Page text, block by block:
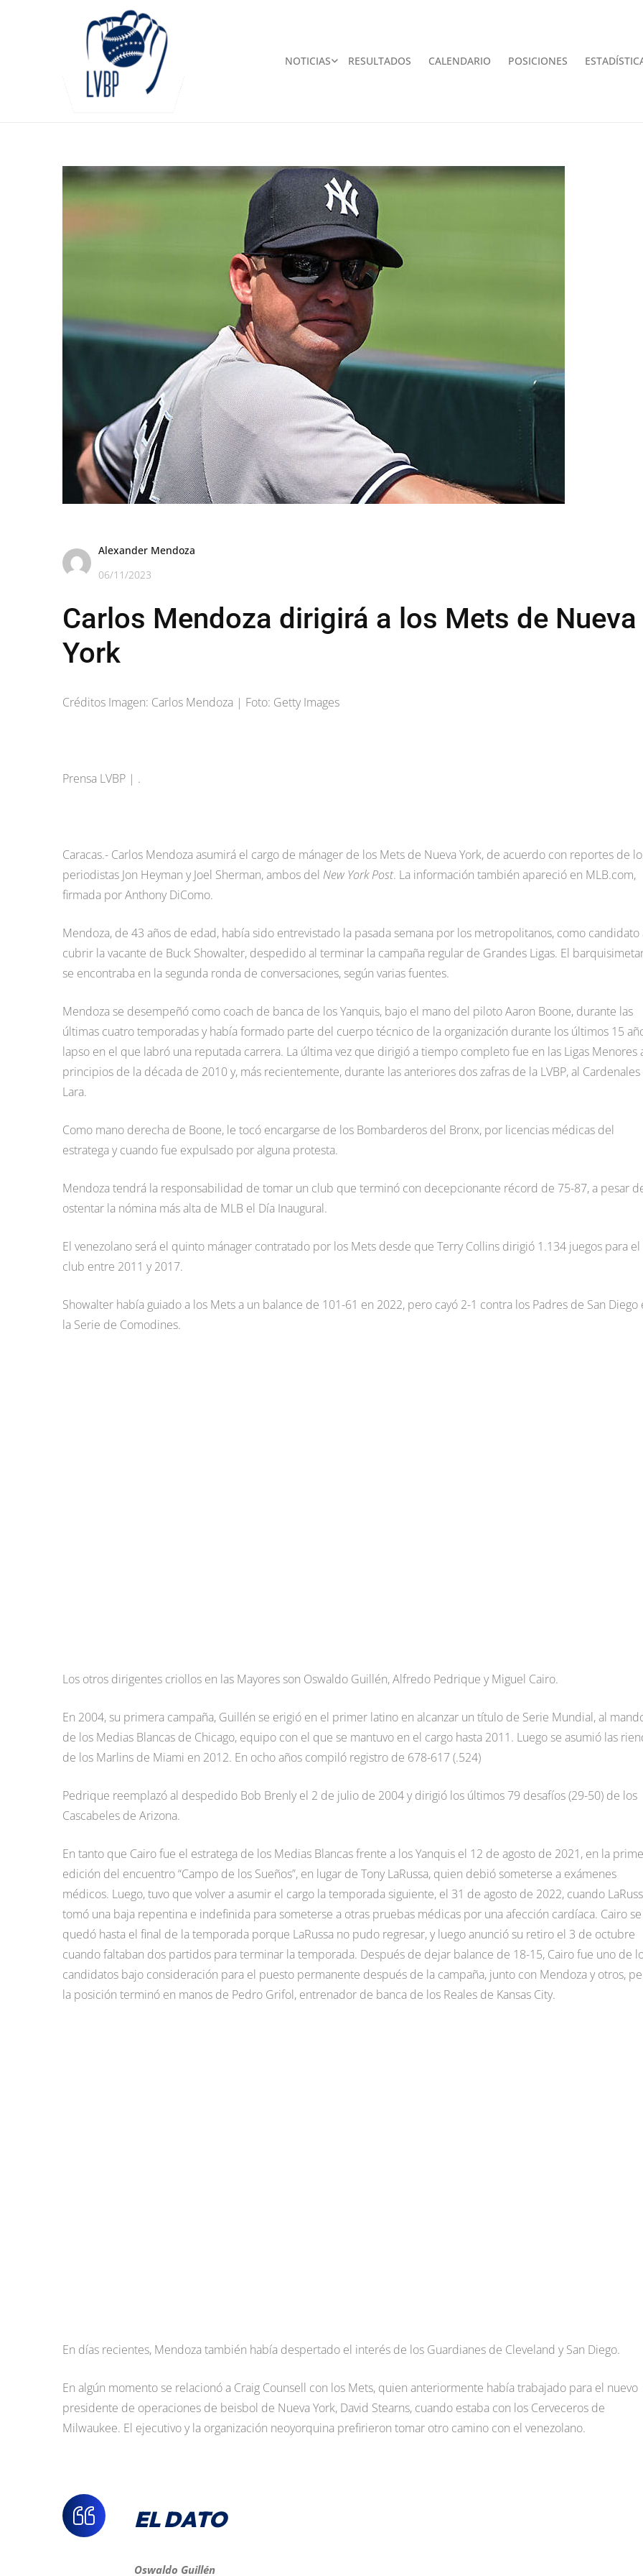
NOTICIAS RESULTADOS CALENDARIO POSICIONES
Alexander Mendoza
06/11/2023
Carlos Mendoza dirigirá a los Mets de Nueva
York
Créditos Imagen: Carlos Mendoza | Foto: Getty Images
Prensa LVBP | .
Caracas.- Carlos Mendoza asumirá el cargo de mánager de los Mets de Nueva York, de acuerdo con reportes de
periodistas Jon Heyman y Joel Sherman, ambos del New York Post. La información también apareció en MLB.com,
firmada por Anthony DiComo.
Mendoza, de 43 años de edad, había sido entrevistado la pasada semana por los metropolitanos, como candidato
cubrir la vacante de Buck Showalter, despedido al terminar la campaña regular de Grandes Ligas. El
se encontraba en la segunda ronda de conversaciones, según varias fuentes.
Mendoza se desempeñó como coach de banca de los Yanquis, bajo el mano del piloto Aaron Boone, durante las
últimas cuatro temporadas y había formado parte del cuerpo técnico de la organización durante los últimos 15
lapso en el que labró una reputada carrera. La última vez que dirigió a tiempo completo fue en las Ligas Menores
principios de la década de 2010 y, más recientemente, durante las anteriores dos zafras de la LVBP, al
Lara.
Como mano derecha de Boone, le tocó encargarse de los Bombarderos del Bronx, por licencias médicas del
estratega y cuando fue expulsado por alguna protesta.
Mendoza tendrá la responsabilidad de tomar un club que terminó con decepcionante récord de 75-87, a pesar
ostentar la nómina más alta de MLB el Día Inaugural.
El venezolano será el quinto mánager contratado por los Mets desde que Terry Collins dirigió 1.134 juegos para el
club entre 2011 y 2017.
Showalter había guiado a los Mets a un balance de 101-61 en 2022, pero cayó 2-1 contra los Padres de San Diego
la Serie de Comodines.
Los otros dirigentes criollos en las Mayores son Oswaldo Guillén, Alfredo Pedrique y Miguel Cairo.
En 2004, su primera campaña, Guillén se erigió en el primer latino en alcanzar un título de Serie Mundial, al
de los Medias Blancas de Chicago, equipo con el que se mantuvo en el cargo hasta 2011. Luego se asumió las
de los Marlins de Miami en 2012. En ocho años compiló registro de 678-617 (.524)
Pedrique reemplazó al despedido Bob Brenly el 2 de julio de 2004 y dirigió los últimos 79 desafíos (29-50) de los
Cascabeles de Arizona.
En tanto que Cairo fue el estratega de los Medias Blancas frente a los Yanquis el 12 de agosto de 2021, en la
edición del encuentro “Campo de los Sueños”, en lugar de Tony LaRussa, quien debió someterse a exámenes
médicos. Luego, tuvo que volver a asumir el cargo la temporada siguiente, el 31 de agosto de 2022, cuando
tomó una baja repentina e indefinida para someterse a otras pruebas médicas por una afección cardíaca. Cairo se
quedó hasta el final de la temporada porque LaRussa no pudo regresar, y luego anunció su retiro el 3 de octubre
cuando faltaban dos partidos para terminar la temporada. Después de dejar balance de 18-15, Cairo fue uno de
candidatos bajo consideración para el puesto permanente después de la campaña, junto con Mendoza y otros,
la posición terminó en manos de Pedro Grifol, entrenador de banca de los Reales de Kansas City.
En días recientes, Mendoza también había despertado el interés de los Guardianes de Cleveland y San Diego.
En algún momento se relacionó a Craig Counsell con los Mets, quien anteriormente había trabajado para el nuevo
presidente de operaciones de beisbol de Nueva York, David Stearns, cuando estaba con los Cerveceros de
Milwaukee. El ejecutivo y la organización neoyorquina prefirieron tomar otro camino con el venezolano.
EL DATO
Oswaldo Guillén